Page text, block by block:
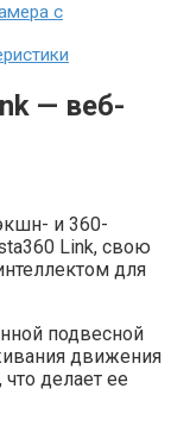
с
— веб-
и 360-
Link, свою
для
подвесной
движения
делает ее